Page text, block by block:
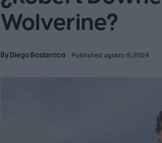
Wolverine?
ByDiego Bastarrica Published agosto 9, 2024